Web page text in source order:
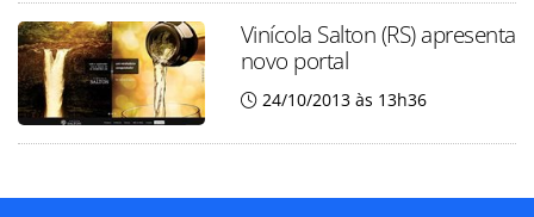
Vinícola Salton (RS) apresenta
novo portal
24/10/2013 às 13h36